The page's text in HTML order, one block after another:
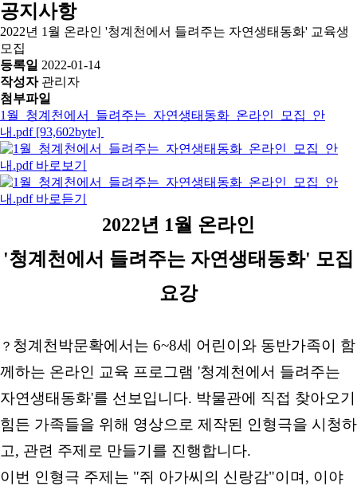
공지사항
2022년 1월 온라인 '청계천에서 들려주는 자연생태동화' 교육생
모집
등록일 2022-01-14
작성자 관리자
첨부파일
1월_청계천에서_들려주는_자연생태동화_온라인_모집_안
내.pdf [93,602byte]
2022년 1월 온라인
'청계천에서 들려주는 자연생태동화' 모집
요강
？ 청계천박문확에서는 6~8세 어린이와 동반가족이 함
께하는 온라인 교육 프로그램 '청계천에서 들려주는
자연생태동화'를 선보입니다. 박물관에 직접 찾아오기
힘든 가족들을 위해 영상으로 제작된 인형극을 시청하
고, 관련 주제로 만들기를 진행합니다.
이번 인형극 주제는 "쥐 아가씨의 신랑감"이며, 이야